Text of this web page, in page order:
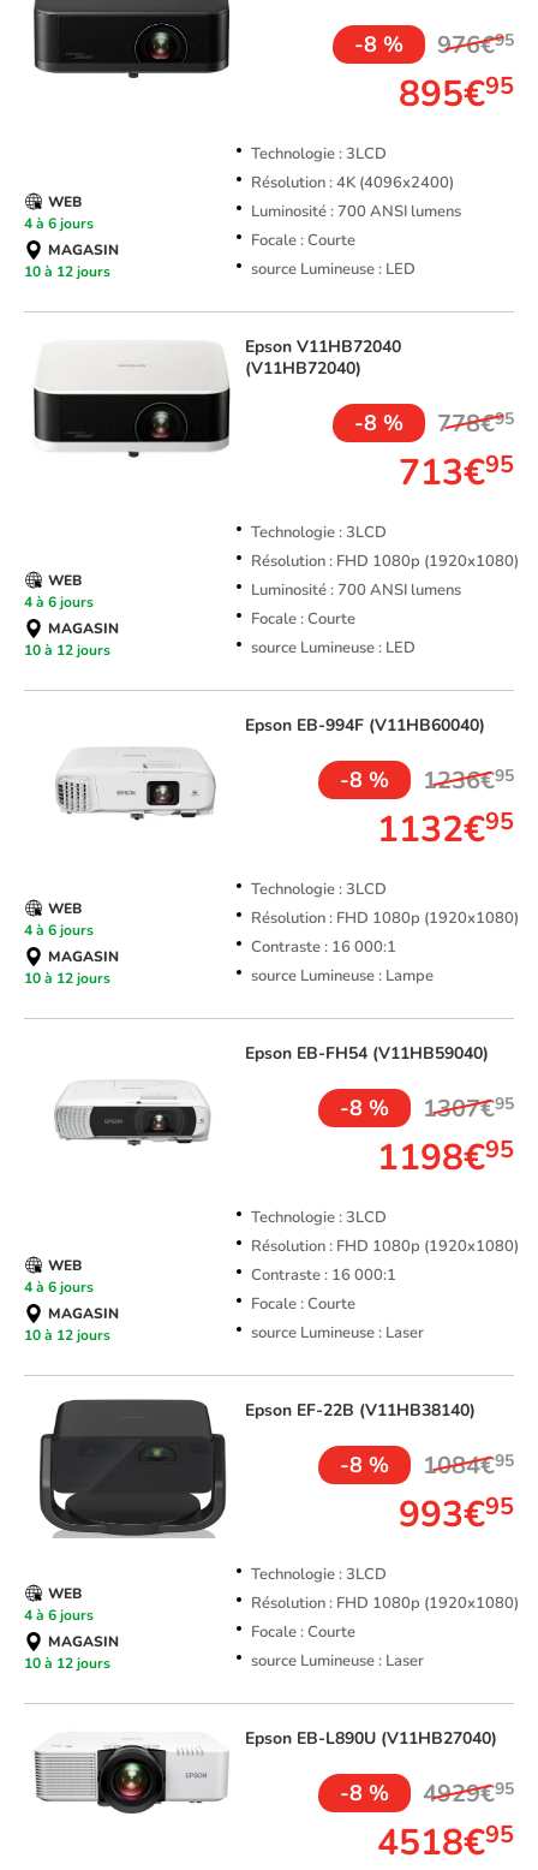
-8 % 976€95
895€95
Technologie : 3LCD
Résolution : 4K (4096x2400)
Luminosité : 700 ANSI lumens
Focale : Courte
source Lumineuse : LED
WEB
4 à 6 jours
MAGASIN
10 à 12 jours
Epson V11HB72040
(V11HB72040)
-8 % 778€95
713€95
Technologie : 3LCD
Résolution : FHD 1080p (1920x1080)
Luminosité : 700 ANSI lumens
Focale : Courte
source Lumineuse : LED
WEB
4 à 6 jours
MAGASIN
10 à 12 jours
Epson EB-994F (V11HB60040)
-8 % 1236€95
1132€95
Technologie : 3LCD
Résolution : FHD 1080p (1920x1080)
Contraste : 16 000:1
source Lumineuse : Lampe
WEB
4 à 6 jours
MAGASIN
10 à 12 jours
Epson EB-FH54 (V11HB59040)
-8 % 1307€95
1198€95
Technologie : 3LCD
Résolution : FHD 1080p (1920x1080)
Contraste : 16 000:1
Focale : Courte
source Lumineuse : Laser
WEB
4 à 6 jours
MAGASIN
10 à 12 jours
Epson EF-22B (V11HB38140)
-8 % 1084€95
993€95
Technologie : 3LCD
Résolution : FHD 1080p (1920x1080)
Focale : Courte
source Lumineuse : Laser
WEB
4 à 6 jours
MAGASIN
10 à 12 jours
Epson EB-L890U (V11HB27040)
-8 % 4929€95
4518€95